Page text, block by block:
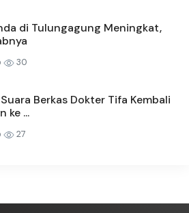
di Tulungagung Meningkat,
30
Berkas Dokter Tifa Kembali
ke ...
27